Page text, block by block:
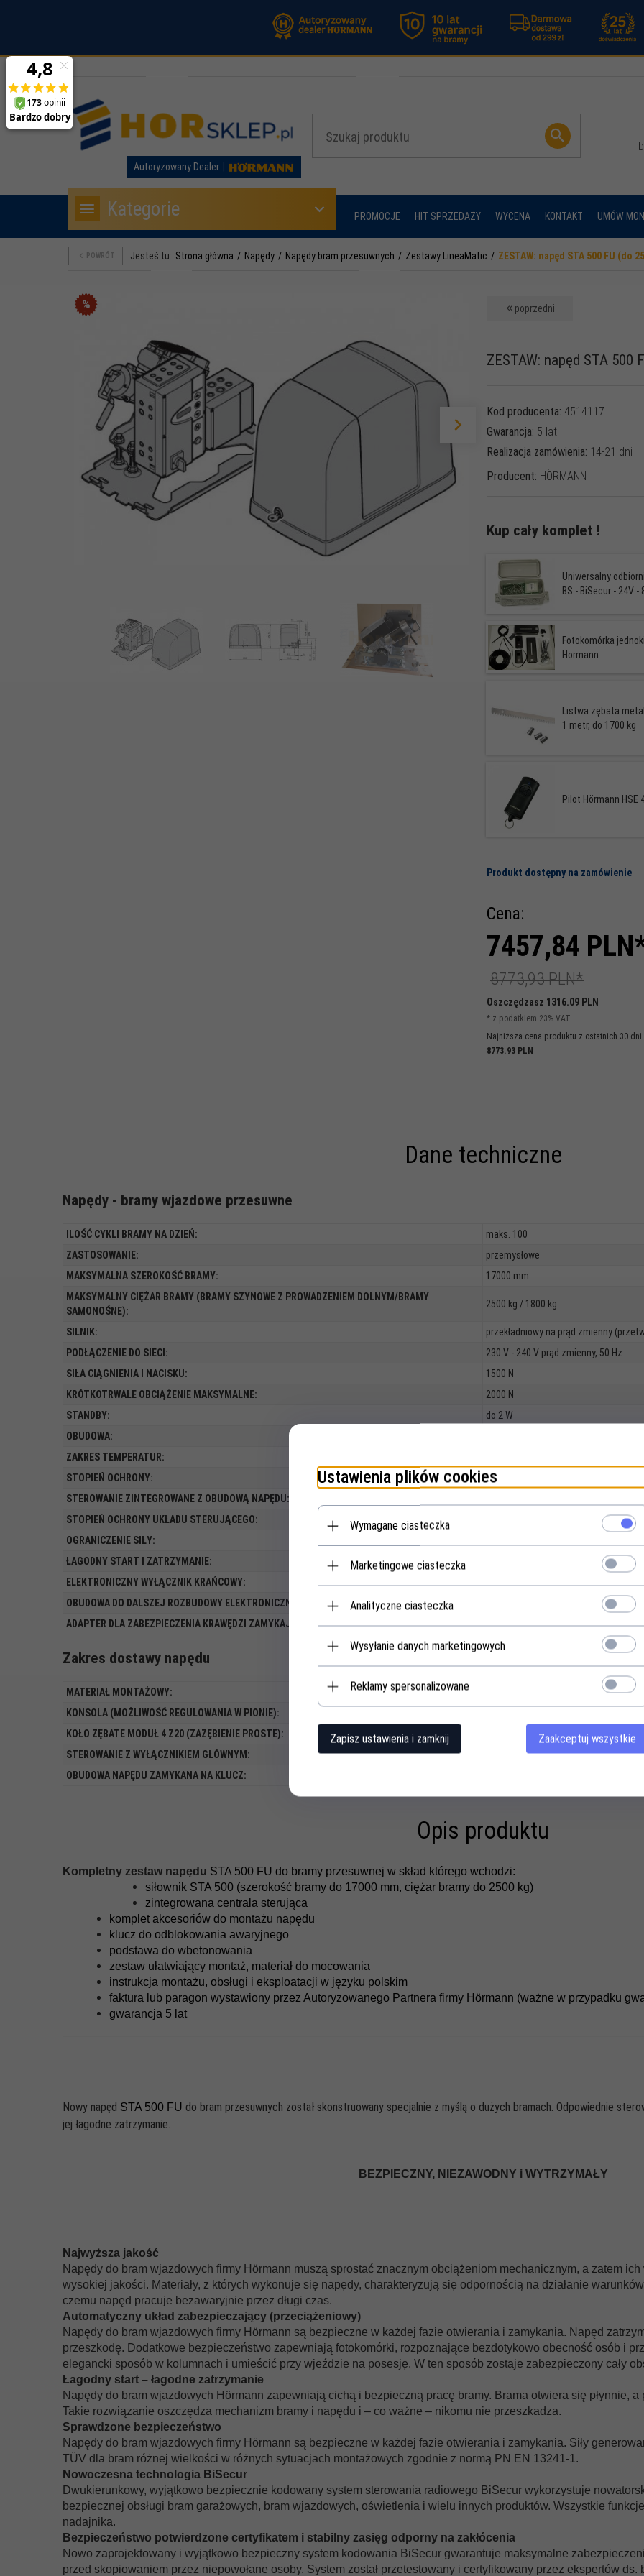
Autoryzowany Dealer
Kategorie PROMOCJE HIT SPRZEDAŻY WYCENA KONTAKT UMÓW
POWRÓT Jesteś tu: Strona główna Napędy Napędy bram przesuwnych Zestawy LineaMatic ZESTAW: napęd STA 500 FU (do
%
poprzedni
ZESTAW: napęd STA 500
Kod producenta: 4514117
Gwarancja: 5 lat
Realizacja zamówienia: 14-21 dni
Producent: HÖRMANN
Kup cały komplet !
Uniwersalny
BS - BiSecur - 24V -
Fotokomórka
Hormann
Listwa zębata
1 metr, do 1700 kg
Pilot Hörmann HSE
Produkt dostępny na zamówienie
Cena:
7457,84
8773,93 PLN*
Oszczędzasz 1316.09 PLN
* z podatkiem 23% VAT
Najniższa cena produktu z ostatnich 30 dni:
8773.93 PLN
Opis produktu
Kompletny zestaw napędu STA 500 FU do bramy przesuwnej w skład którego wchodzi:
siłownik STA 500 (szerokość bramy do 17000 mm, ciężar bramy do 2500 kg)
zintegrowana centrala sterująca
komplet akcesoriów do montażu napędu
klucz do odblokowania awaryjnego
podstawa do wbetonowania
zestaw ułatwiający montaż, materiał do mocowania
instrukcja montażu, obsługi i eksploatacji w języku polskim
faktura lub paragon wystawiony przez Autoryzowanego Partnera firmy Hörmann (ważne w przypadku
gwarancja 5 lat
Nowy napęd STA 500 FU do bram przesuwnych został skonstruowany specjalnie z myślą o dużych bramach. Odpowiednie
jej łagodne zatrzymanie.
BEZPIECZNY, NIEZAWODNY i WYTRZYMAŁY
Najwyższa jakość
Napędy do bram wjazdowych firmy Hörmann muszą sprostać znacznym obciążeniom mechanicznym, a zatem
wysokiej jakości. Materiały, z których wykonuje się napędy, charakteryzują się odpornością na działanie
czemu napęd pracuje bezawaryjnie przez długi czas.
Automatyczny układ zabezpieczający (przeciążeniowy)
Napędy do bram wjazdowych firmy Hörmann są bezpieczne w każdej fazie otwierania i zamykania. Napęd
przeszkodę. Dodatkowe bezpieczeństwo zapewniają fotokomórki, rozpoznające bezdotykowo obecność osób i
elegancki sposób w kolumnach i umieścić przy wjeździe na posesję. W ten sposób zostaje zabezpieczony cały
Łagodny start – łagodne zatrzymanie
Napędy do bram wjazdowych Hörmann zapewniają cichą i bezpieczną pracę bramy. Brama otwiera się płynnie,
Takie rozwiązanie oszczędza mechanizm bramy i napędu i – co ważne – nikomu nie przeszkadza.
Sprawdzone bezpieczeństwo
Napędy do bram wjazdowych firmy Hörmann są bezpieczne w każdej fazie otwierania i zamykania. Siły
TÜV dla bram różnej wielkości w różnych sytuacjach montażowych zgodnie z normą PN EN 13241-1.
Nowoczesna technologia BiSecur
Dwukierunkowy, wyjątkowo bezpiecznie kodowany system sterowania radiowego BiSecur wykorzystuje
bezpiecznej obsługi bram garażowych, bram wjazdowych, oświetlenia i wielu innych produktów. Wszystkie
nadajnika.
Bezpieczeństwo potwierdzone certyfikatem i stabilny zasięg odporny na zakłócenia
Nowo zaprojektowany i wyjątkowo bezpieczny system kodowania BiSecur gwarantuje maksymalne
przed skopiowaniem przez niepowołane osoby. System został przetestowany i certyfikowany przez ekspertów
Dane techniczne
Napędy - bramy wjazdowe przesuwne
ILOŚĆ CYKLI BRAMY NA DZIEŃ:
maks. 100
ZASTOSOWANIE:
przemysłowe
MAKSYMALNA SZEROKOŚĆ BRAMY:
17000 mm
MAKSYMALNY CIĘŻAR BRAMY (BRAMY SZYNOWE Z PROWADZENIEM DOLNYM/BRAMY
SAMONOŚNE):
2500 kg / 1800 kg
SILNIK:
przekładniowy na prąd zmienny
PODŁĄCZENIE DO SIECI:
230 V - 240 V prąd zmienny, 50 Hz
SIŁA CIĄGNIENIA I NACISKU:
1500 N
KRÓTKOTRWAŁE OBCIĄŻENIE MAKSYMALNE:
2000 N
STANDBY:
do 2 W
OBUDOWA:
tworzywo sztuczne odporne na
ZAKRES TEMPERATUR:
STOPIEŃ OCHRONY:
IP 65
STEROWANIE ZINTEGROWANE Z OBUDOWĄ NAPĘDU:
STOPIEŃ OCHRONY UKŁADU STERUJĄCEGO:
OGRANICZENIE SIŁY:
ŁAGODNY START I ZATRZYMANIE:
ELEKTRONICZNY WYŁĄCZNIK KRAŃCOWY:
tak
OBUDOWA DO DALSZEJ ROZBUDOWY ELEKTRONICZNEJ:
ADAPTER DLA ZABEZPIECZENIA KRAWĘDZI ZAMYKAJĄCEJ:
tak
Zakres dostawy napędu
MATERIAŁ MONTAŻOWY:
KONSOLA (MOŻLIWOŚĆ REGULOWANIA W PIONIE):
KOŁO ZĘBATE MODUŁ 4 Z20 (ZAZĘBIENIE PROSTE):
STEROWANIE Z WYŁĄCZNIKIEM GŁÓWNYM:
OBUDOWA NAPĘDU ZAMYKANA NA KLUCZ:
Ustawienia plików cookies
Wymagane ciasteczka
Marketingowe ciasteczka
Analityczne ciasteczka
Wysyłanie danych marketingowych
Reklamy spersonalizowane
Zapisz ustawienia i zamknij Zaakceptuj wszystkie